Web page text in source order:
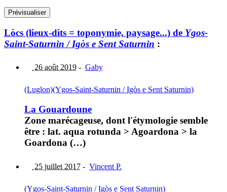
Lòcs (lieux-dits = toponymie, paysage...) de Ygos-
Saint-Saturnin / Igòs e Sent Saturnin :
26 août 2019 - Gaby
(Luglon)(Ygos-Saint-Saturnin / Igòs e Sent Saturnin)
La Gouardoune
Zone marécageuse, dont l'étymologie semble
être : lat. aqua rotunda > Agoardona > la
Goardona (…)
25 juillet 2017 - Vincent P.
(Ygos-Saint-Saturnin / Igòs e Sent Saturnin)